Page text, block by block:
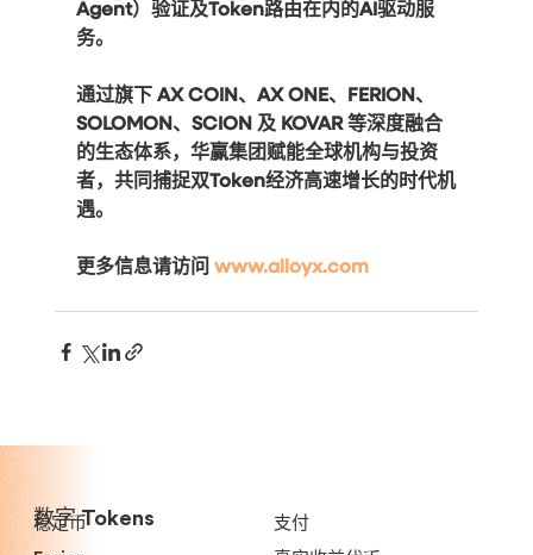
Agent）验证及Token路由在内的AI驱动服
务。
通过旗下 AX COIN、AX ONE、FERION、
SOLOMON、SCION 及 KOVAR 等深度融合
的生态体系，华赢集团赋能全球机构与投资
者，共同捕捉双Token经济高速增长的时代机
遇。
更多信息请访问 www.alloyx.com
数字 Tokens
稳定币
支付